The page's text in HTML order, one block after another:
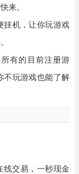
来。
挂机，让你玩游戏
有的目前注册游
不玩游戏也能了解
线交易，一秒现金